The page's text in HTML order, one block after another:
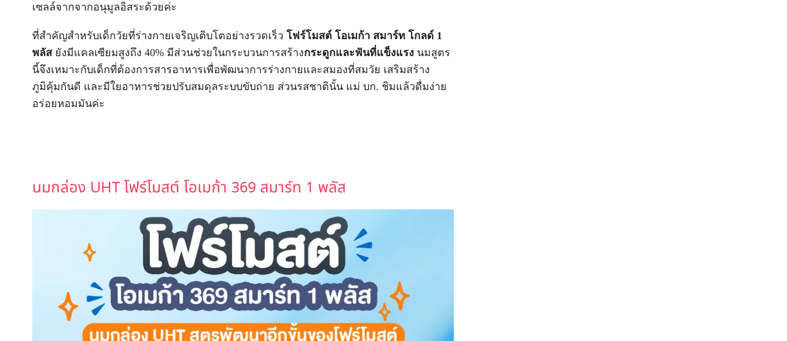
เซลล์จากจากอนุมูลอิสระด้วยค่ะ
ที่สำคัญสำหรับเด็กวัยที่ร่างกายเจริญเติบโตอย่างรวดเร็ว โฟร์โมสต์ โอเมก้า สมาร์ท โกลด์ 1
พลัสยังมีแคลเซียมสูงถึง 40% มีส่วนช่วยในกระบวนการสร้างกระดูกและฟันที่แข็งแรง นมสูตร
นี้จึงเหมาะกับเด็กที่ต้องการสารอาหารเพื่อพัฒนาการร่างกายและสมองที่สมวัย เสริมสร้าง
ภูมิคุ้มกันดี และมีใยอาหารช่วยปรับสมดุลระบบขับถ่าย ส่วนรสชาตินั้น แม่ บก. ชิมแล้วดื่มง่าย
อร่อยหอมมันค่ะ
นมกล่อง UHT โฟร์โมสต์ โอเมก้า 369 สมาร์ท 1 พลัส